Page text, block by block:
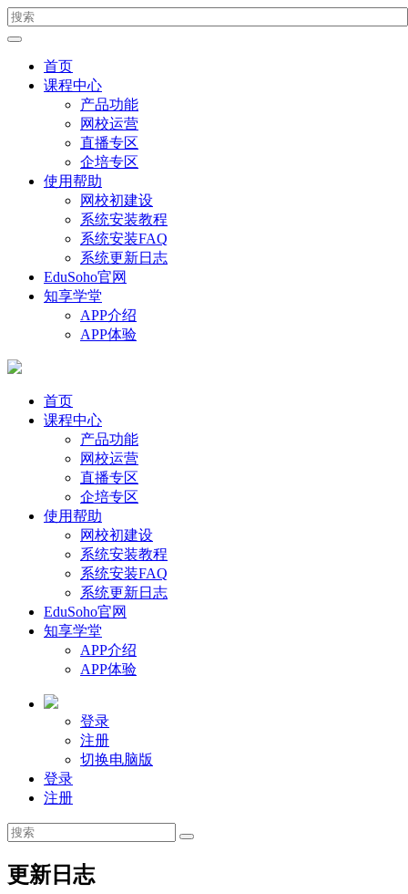
首页
课程中心
产品功能
网校运营
直播专区
企培专区
使用帮助
网校初建设
系统安装教程
系统安装FAQ
系统更新日志
EduSoho官网
知享学堂
APP介绍
APP体验
首页
课程中心
产品功能
网校运营
直播专区
企培专区
使用帮助
网校初建设
系统安装教程
系统安装FAQ
系统更新日志
EduSoho官网
知享学堂
APP介绍
APP体验
登录
注册
切换电脑版
登录
注册
更新日志